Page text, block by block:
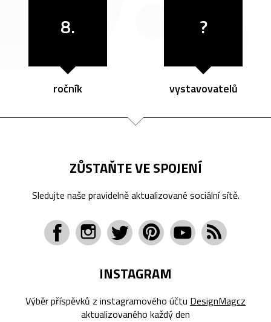
8.
ročník
?
vystavovatelů
ZŮSTAŇTE VE SPOJENÍ
Sledujte naše pravidelně aktualizované sociální sítě.
INSTAGRAM
Výběr příspěvků z instagramového účtu DesignMagcz
aktualizovaného každý den